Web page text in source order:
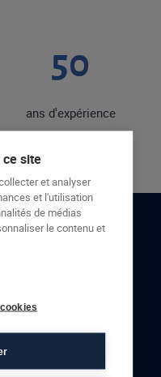
50
ans d'expérience
site
et analyser
et l'utilisation
de médias
le contenu et